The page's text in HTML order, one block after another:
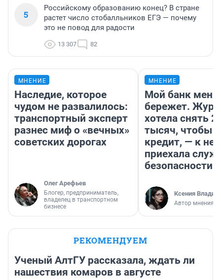
5
Российскому образованию конец? В стране
растет число стобалльников ЕГЭ — почему
это не повод для радости
13 307 82
МНЕНИЕ
Наследие, которое
чудом не развалилось:
транспортный эксперт
разнес миф о «вечных»
советских дорогах
Олег Арефьев
Блогер, предприниматель,
владелец в транспортном
бизнесе
МНЕНИЕ
Мой банк меня
бережет.
хотела снять
тысяч, чтобы
кредит, — к
приехала
безопасности
Ксения
Автор мнения
РЕКОМЕНДУЕМ
Ученый АлтГУ рассказала, ждать ли
нашествия комаров в августе